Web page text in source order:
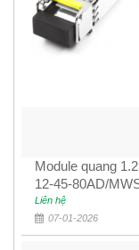
Module quang
12-45-80AD/
Liên hệ
07-01-2026